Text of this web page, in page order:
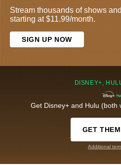
Stream thousands of shows
starting at $11.99/month.
SIGN UP NOW
DISNEY+,
Get Disney+ and Hulu (both
GET
Additional